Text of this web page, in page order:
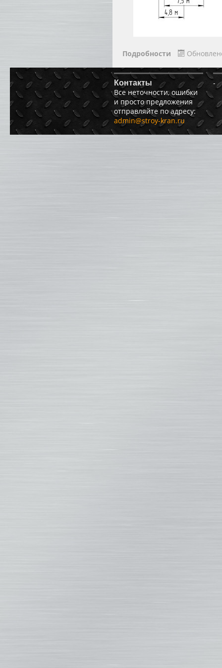
Подробности
Контакты
Все неточности, ошибки
и просто предложения
отправляйте по адресу:
admin@stroy-kran.ru
-